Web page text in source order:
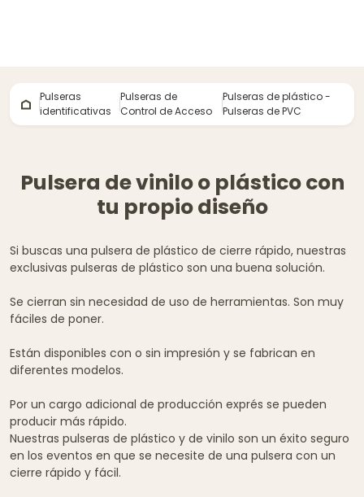
Pulseras
identificativas
Pulseras de
Control de Acceso
Pulseras de plástico -
Pulseras de PVC
Pulsera de vinilo o plástico con
tu propio diseño
Si buscas una pulsera de plástico de cierre rápido, nuestras
exclusivas pulseras de plástico son una buena solución.
Se cierran sin necesidad de uso de herramientas. Son muy
fáciles de poner.
Están disponibles con o sin impresión y se fabrican en
diferentes modelos.
Por un cargo adicional de producción exprés se pueden
producir más rápido.
Nuestras pulseras de plástico y de vinilo son un éxito seguro
en los eventos en que se necesite de una pulsera con un
cierre rápido y fácil.